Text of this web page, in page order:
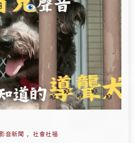
音新聞 , 社會社福